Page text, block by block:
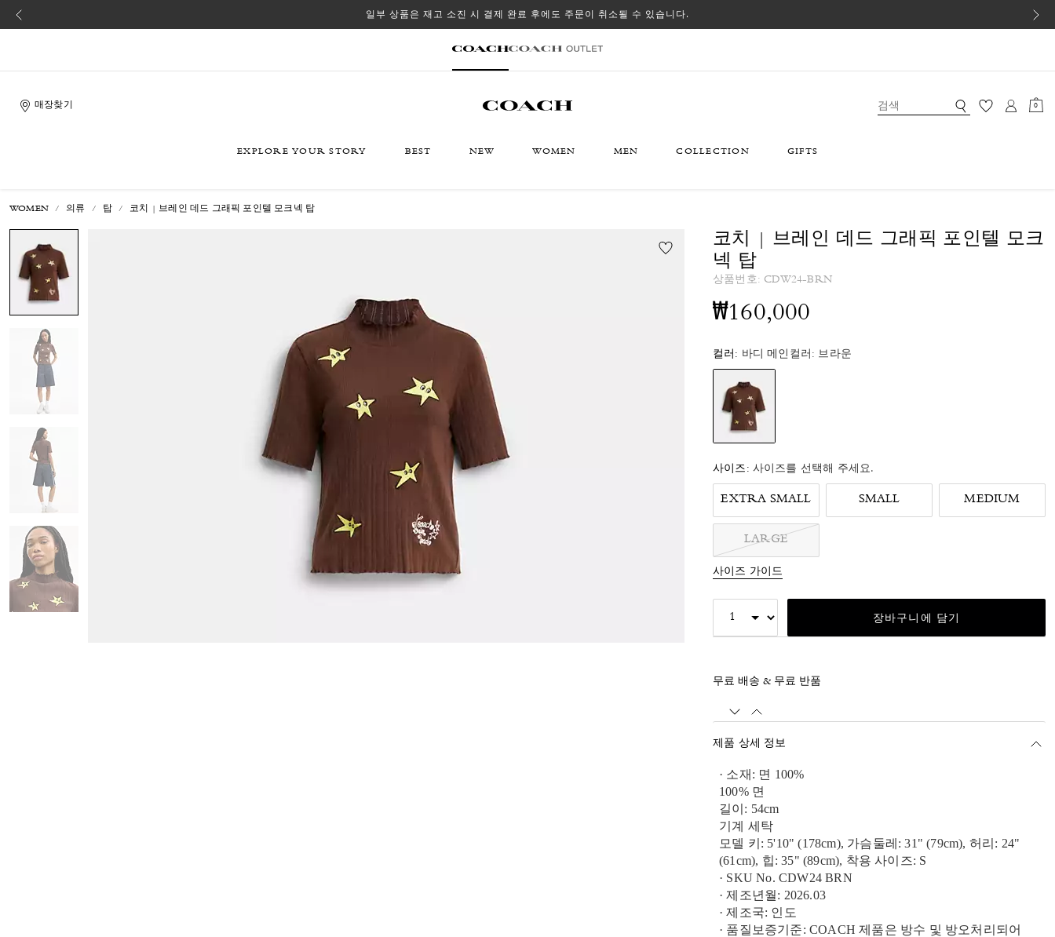
일부 상품은 재고 소진 시 결제 완료 후에도 주문이 취소될 수 있습니다.
매장찾기 0
EXPLORE YOUR STORY BEST NEW WOMEN MEN COLLECTION GIFTS
WOMEN 의류 탑 코치 | 브레인 데드 그래픽 포인텔 모크넥 탑
코치 | 브레인 데드 그래픽 포인텔 모크
넥 탑
상품번호: CDW24-BRN
₩160,000
컬러: 바디 메인컬러: 브라운
사이즈: 사이즈를 선택해 주세요.
EXTRA SMALL SMALL MEDIUM
LARGE
사이즈 가이드
장바구니에 담기
무료 배송 & 무료 반품
제품 상세 정보
· 소재: 면 100%
100% 면
길이: 54cm
기계 세탁
모델 키: 5'10" (178cm), 가슴둘레: 31" (79cm), 허리: 24"
(61cm), 힙: 35" (89cm), 착용 사이즈: S
· SKU No. CDW24 BRN
· 제조년월: 2026.03
· 제조국: 인도
· 품질보증기준: COACH 제품은 방수 및 방오처리되어